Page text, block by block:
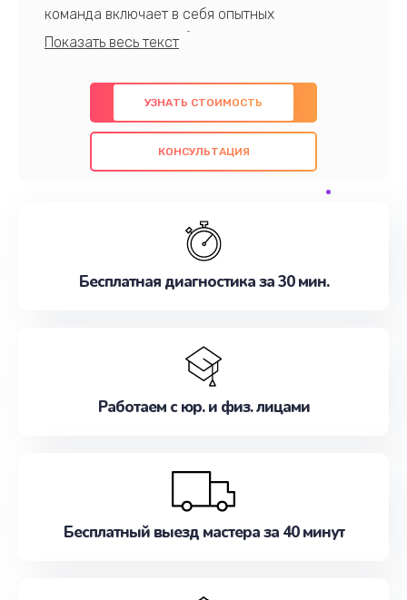
команда включает в себя опытных
профессионалов с обширными знаниями и
предлагаем быстрый и качественный ремонт с
использованием оригинальных компонентов, а
также гарантируем качество всех
проведенных работ. Наша цель - предоставить
наилучшим образом. Не медлите записаться на
УЗНАТЬ СТОИМОСТЬ
КОНСУЛЬТАЦИЯ
Бесплатная диагностика за 30 мин.
Работаем с юр. и физ. лицами
Бесплатный выезд мастера за 40 минут